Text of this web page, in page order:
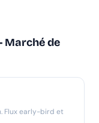
Marché de
Flux early-bird et